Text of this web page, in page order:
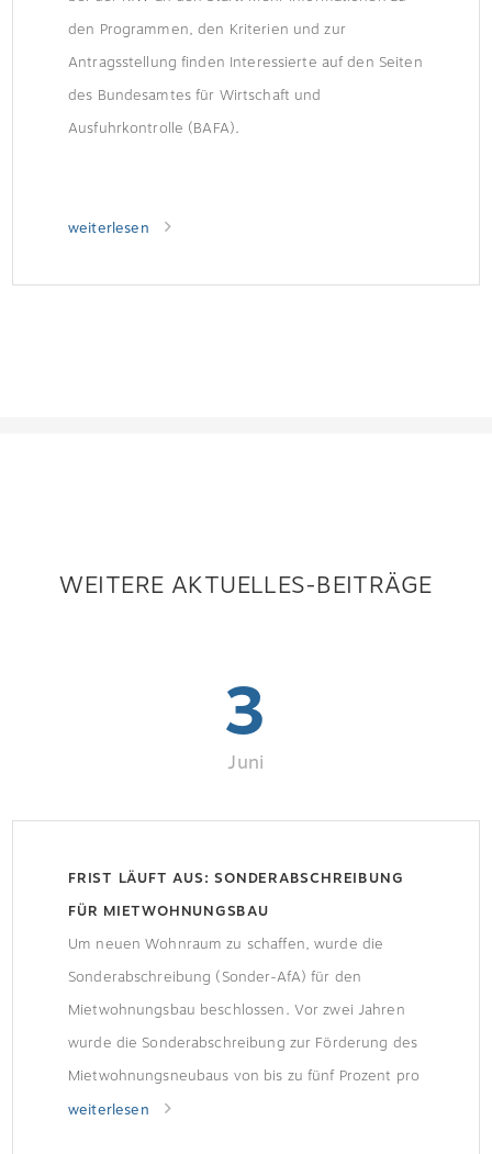
den Programmen, den Kriterien und zur
Antragsstellung finden Interessierte auf den Seiten
des Bundesamtes für Wirtschaft und
Ausfuhrkontrolle (BAFA).
weiterlesen
WEITERE AKTUELLES-BEITRÄGE
3
Juni
FRIST LÄUFT AUS: SONDERABSCHREIBUNG
FÜR MIETWOHNUNGSBAU
Um neuen Wohnraum zu schaffen, wurde die
Sonderabschreibung (Sonder-AfA) für den
Mietwohnungsbau beschlossen. Vor zwei Jahren
wurde die Sonderabschreibung zur Förderung des
Mietwohnungsneubaus von bis zu fünf Prozent pro
Jahr für die Anschaffungs- oder
weiterlesen